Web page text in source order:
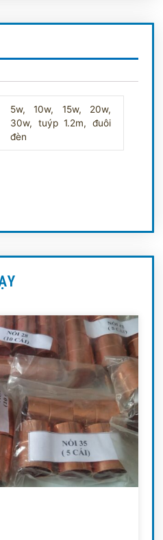
5w, 10w, 15w, 20w,
30w, tuýp 1.2m, đuôi
đèn